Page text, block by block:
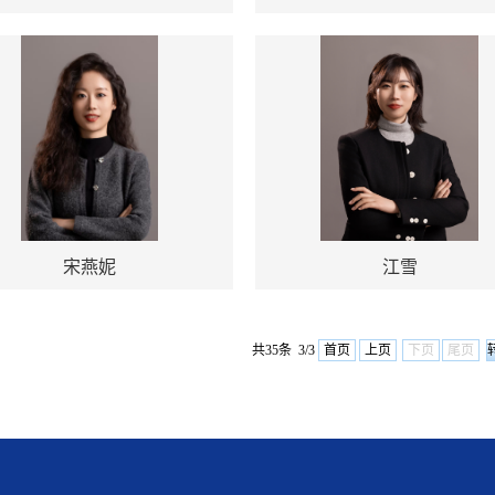
宋燕妮 江雪
共35条 3/3 首页 上页 下页 尾页